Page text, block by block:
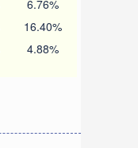
6.76%
16.40%
4.88%